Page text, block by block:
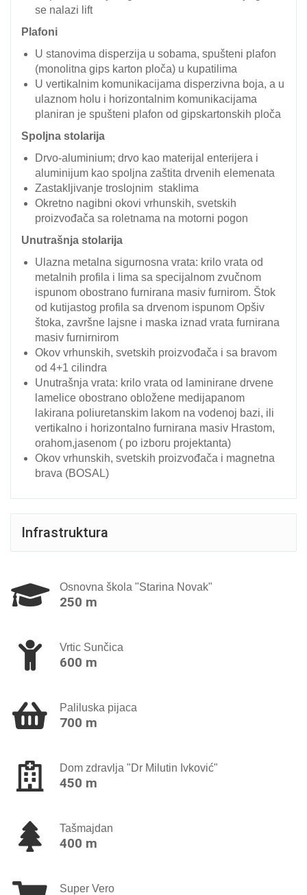
se nalazi lift
Plafoni
U stanovima disperzija u sobama, spušteni plafon
(monolitna gips karton ploča) u kupatilima
U vertikalnim komunikacijama disperzivna boja, a u
ulaznom holu i horizontalnim komunikacijama
planiran je spušteni plafon od gipskartonskih ploča
Spoljna stolarija
Drvo-aluminium; drvo kao materijal enterijera i
aluminijum kao spoljna zaštita drvenih elemenata
Zastakljivanje troslojnim staklima
Okretno nagibni okovi vrhunskih, svetskih
proizvođača sa roletnama na motorni pogon
Unutrašnja stolarija
Ulazna metalna sigurnosna vrata: krilo vrata od
metalnih profila i lima sa specijalnom zvučnom
ispunom obostrano furnirana masiv furnirom. Štok
od kutijastog profila sa drvenom ispunom Opšiv
štoka, završne lajsne i maska iznad vrata furnirana
masiv furnirnirom
Okov vrhunskih, svetskih proizvođača i sa bravom
od 4+1 cilindra
Unutrašnja vrata: krilo vrata od laminirane drvene
lamelice obostrano obložene medijapanom
lakirana poliuretanskim lakom na vodenoj bazi, ili
vertikalno i horizontalno furnirana masiv Hrastom,
orahom,jasenom ( po izboru projektanta)
Okov vrhunskih, svetskih proizvođača i magnetna
brava (BOSAL)
Infrastruktura
Osnovna škola "Starina Novak"
250 m
Vrtic Sunčica
600 m
Paliluska pijaca
700 m
Dom zdravlja "Dr Milutin Ivković"
450 m
Tašmajdan
400 m
Super Vero